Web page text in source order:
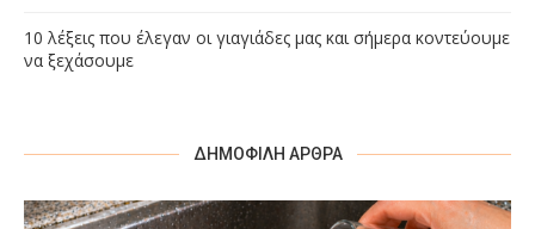
10 λέξεις που έλεγαν οι γιαγιάδες μας και σήμερα κοντεύουμε
να ξεχάσουμε
ΔΗΜΟΦΙΛΉ ΆΡΘΡΑ